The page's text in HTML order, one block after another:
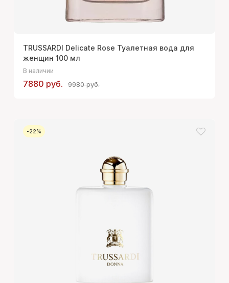
TRUSSARDI Delicate Rose Туалетная вода для
женщин 100 мл
В наличии
7880 руб. 9980 руб.
-22%